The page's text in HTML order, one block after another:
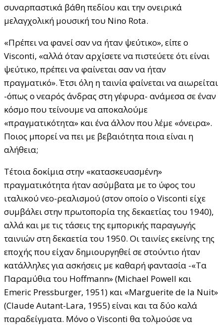
συναρπαστικά βάθη πεδίου και την ονειρικά
μελαγχολική μουσική του Nino Rota.
«Πρέπει να φανεί σαν να ήταν ψεύτικο», είπε o
Visconti, «αλλά όταν αρχίσετε να πιστεύετε ότι είναι
ψεύτικο, πρέπει να φαίνεται σαν να ήταν
πραγματικό». Έτσι όλη η ταινία φαίνεται να αιωρείται
-όπως ο νεαρός άνδρας στη γέφυρα- ανάμεσα σε έναν
κόσμο που τείνουμε να αποκαλούμε
«πραγματικότητα» και ένα άλλον που λέμε «όνειρα».
Ποιος μπορεί να πει με βεβαιότητα ποια είναι η
αλήθεια;
Τέτοια δοκίμια στην «κατασκευασμένη»
πραγματικότητα ήταν ασύμβατα με το ύφος του
ιταλικού νεο-ρεαλισμού (στον οποίο ο Visconti είχε
συμβάλει στην πρωτοπορία της δεκαετίας του 1940),
αλλά και με τις τάσεις της εμπορικής παραγωγής
ταινιών στη δεκαετία του 1950. Οι ταινίες εκείνης της
εποχής που είχαν δημιουργηθεί σε στούντιο ήταν
κατάλληλες για ασκήσεις με καθαρή φαντασία -«Τα
Παραμύθια του Hoffmann» (Michael Powell και
Emeric Pressburger, 1951) και «Marguerite de la Nuit»
(Claude Autant-Lara, 1955) είναι και τα δύο καλά
παραδείγματα. Μόνο ο Visconti θα τολμούσε να